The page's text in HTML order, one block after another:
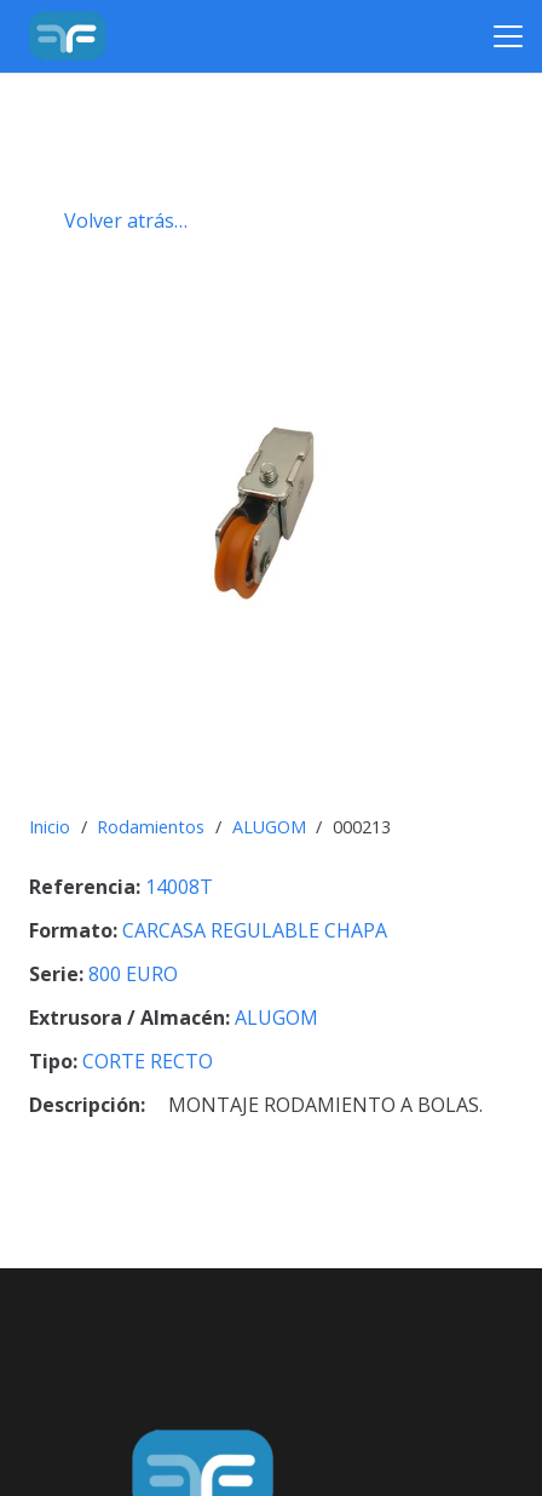
Volver atrás…
Inicio / Rodamientos / ALUGOM / 000213
Referencia: 14008T
Formato:CARCASA REGULABLE CHAPA
Serie:800 EURO
Extrusora / Almacén:ALUGOM
Tipo:CORTE RECTO
Descripción:
MONTAJE RODAMIENTO A BOLAS.